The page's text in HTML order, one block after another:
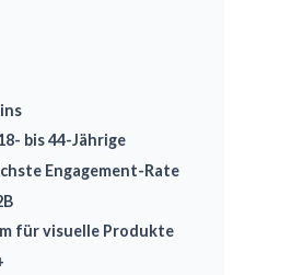
bis 44-Jährige
Engagement-Rate
für visuelle Produkte